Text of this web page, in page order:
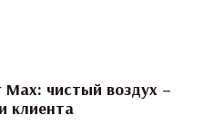
чистый воздух –
клиента